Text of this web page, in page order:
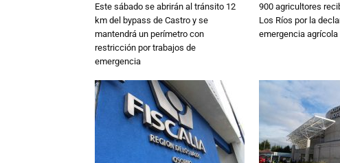
Este sábado se abrirán al tránsito 12
km del bypass de Castro y se
mantendrá un perímetro con
restricción por trabajos de
emergencia
900 agricultores
Los Ríos por la
emergencia agrícola